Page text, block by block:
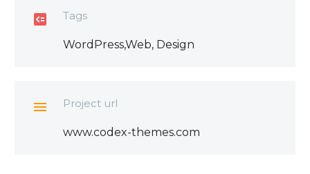
 Tags
WordPress,Web, Design
 Project url
www.codex-themes.com